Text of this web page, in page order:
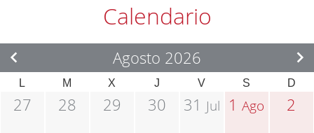
Calendario
Agosto 2026
L M X J V S D
27 28 29 30 31 Jul 1Ago 2